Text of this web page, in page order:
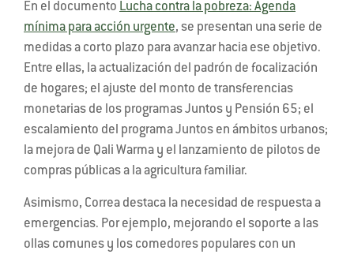
En el documento Lucha contra la pobreza: Agenda
mínima para acción urgente, se presentan una serie de
medidas a corto plazo para avanzar hacia ese objetivo.
Entre ellas, la actualización del padrón de focalización
de hogares; el ajuste del monto de transferencias
monetarias de los programas Juntos y Pensión 65; el
escalamiento del programa Juntos en ámbitos urbanos;
la mejora de Qali Warma y el lanzamiento de pilotos de
compras públicas a la agricultura familiar.
Asimismo, Correa destaca la necesidad de respuesta a
emergencias. Por ejemplo, mejorando el soporte a las
ollas comunes y los comedores populares con un